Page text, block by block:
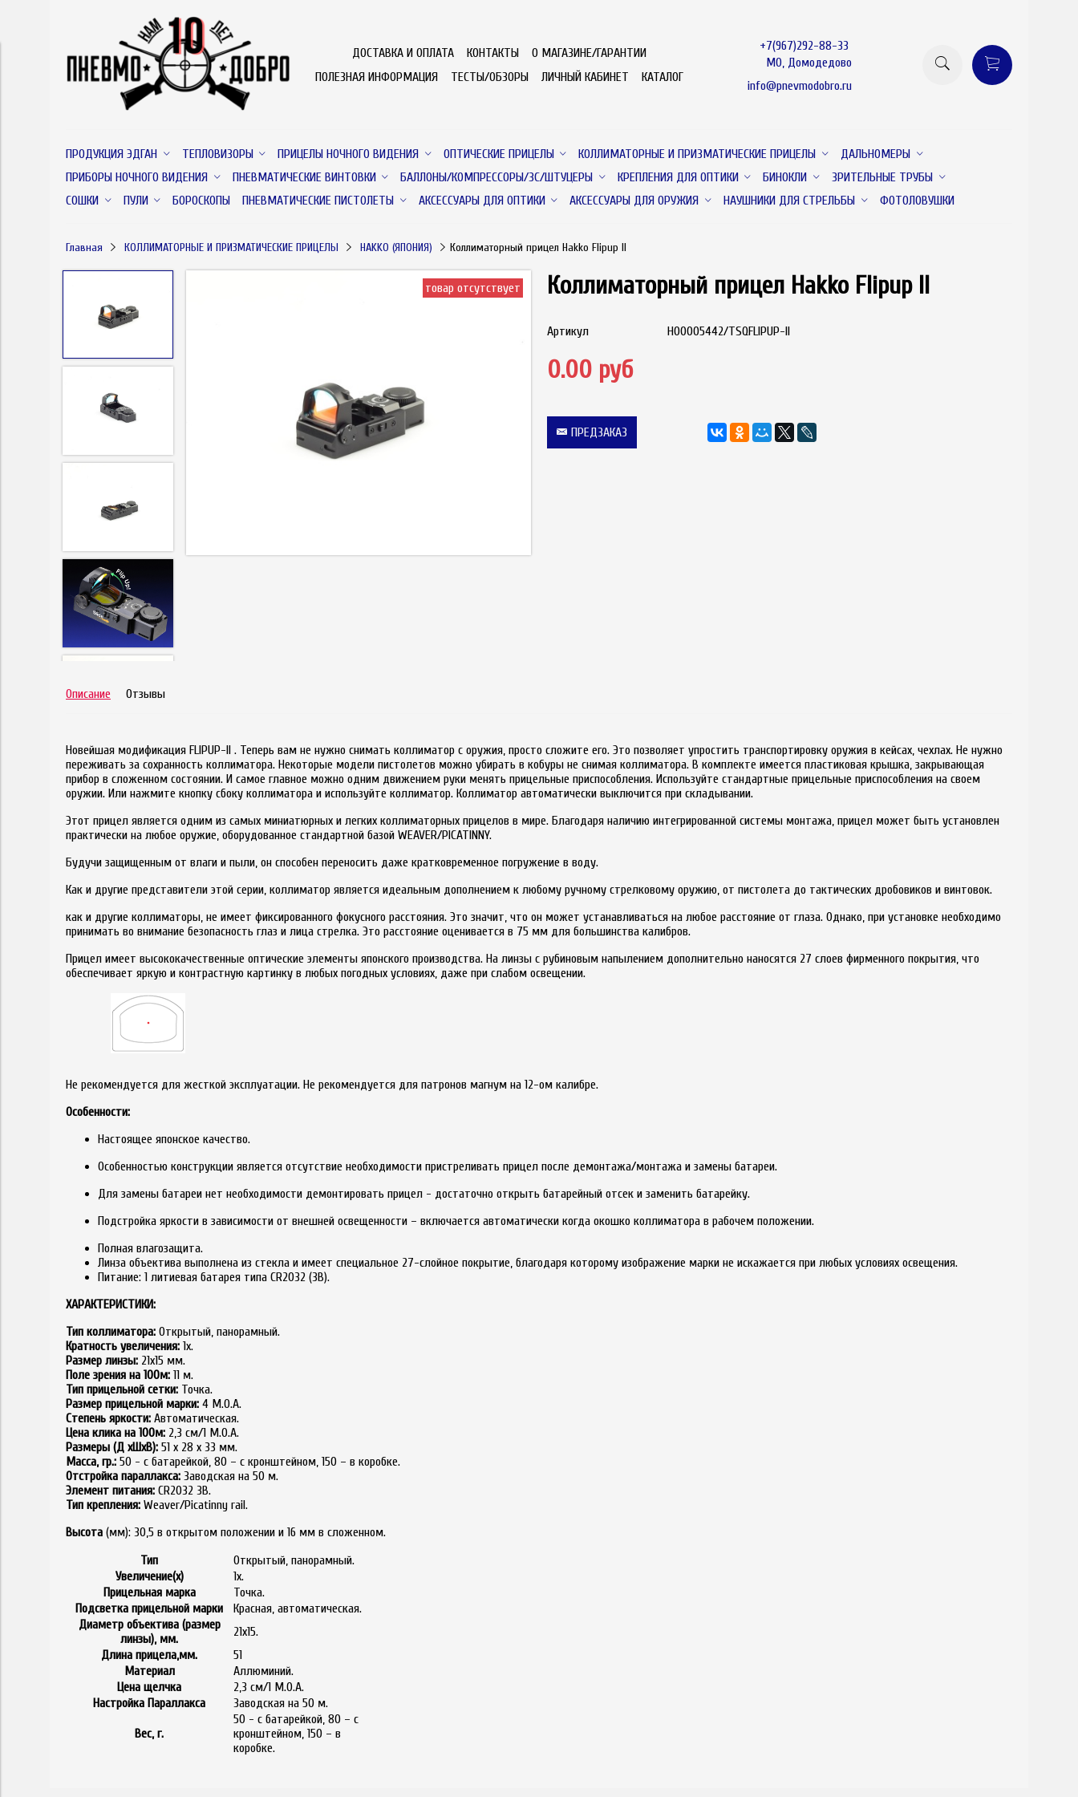
ДОСТАВКА И ОПЛАТА КОНТАКТЫ
О МАГАЗИНЕ/ГАРАНТИИ
ПОЛЕЗНАЯ ИНФОРМАЦИЯ
ТЕСТЫ/ОБЗОРЫ ЛИЧНЫЙ КАБИНЕТ КАТАЛОГ
+7(967)292-88-33
МО, Домодедово
info@pnevmodobro.ru
ПРОДУКЦИЯ ЭДГАН ТЕПЛОВИЗОРЫ ПРИЦЕЛЫ НОЧНОГО ВИДЕНИЯ ОПТИЧЕСКИЕ ПРИЦЕЛЫ КОЛЛИМАТОРНЫЕ И ПРИЗМАТИЧЕСКИЕ ПРИЦЕЛЫ
ДАЛЬНОМЕРЫ
ПРИБОРЫ НОЧНОГО ВИДЕНИЯ
ПНЕВМАТИЧЕСКИЕ ВИНТОВКИ БАЛЛОНЫ/КОМПРЕССОРЫ/ЗС/ШТУЦЕРЫ КРЕПЛЕНИЯ ДЛЯ ОПТИКИ БИНОКЛИ
ЗРИТЕЛЬНЫЕ ТРУБЫ
СОШКИ
ПУЛИ БОРОСКОПЫ ПНЕВМАТИЧЕСКИЕ ПИСТОЛЕТЫ АКСЕССУАРЫ ДЛЯ ОПТИКИ АКСЕССУАРЫ ДЛЯ ОРУЖИЯ НАУШНИКИ ДЛЯ СТРЕЛЬБЫ ФОТОЛОВУШКИ
Главная КОЛЛИМАТОРНЫЕ И ПРИЗМАТИЧЕСКИЕ ПРИЦЕЛЫ HAKKO (ЯПОНИЯ) Коллиматорный прицел Hakko Flipup II
товар отсутствует товар отсутствует
Коллиматорный прицел Hakko Flipup II
Артикул Н00005442/TSQFLIPUP-II
0.00 руб
ПРЕДЗАКАЗ
Описание Отзывы
Новейшая модификация FLIPUP-II . Теперь вам не нужно снимать коллиматор с оружия, просто сложите его. Это позволяет упростить транспортировку оружия в кейсах, чехлах. Не нужно
переживать за сохранность коллиматора. Некоторые модели пистолетов можно убирать в кобуры не снимая коллиматора. В комплекте имеется пластиковая крышка, закрывающая
прибор в сложенном состоянии. И самое главное можно одним движением руки менять прицельные приспособления. Используйте стандартные прицельные приспособления на своем
оружии. Или нажмите кнопку сбоку коллиматора и используйте коллиматор. Коллиматор автоматически выключится при складывании.
Этот прицел является одним из самых миниатюрных и легких коллиматорных прицелов в мире. Благодаря наличию интегрированной системы монтажа, прицел может быть установлен
практически на любое оружие, оборудованное стандартной базой WEAVER/PICATINNY.
Будучи защищенным от влаги и пыли, он способен переносить даже кратковременное погружение в воду.
Как и другие представители этой серии, коллиматор является идеальным дополнением к любому ручному стрелковому оружию, от пистолета до тактических дробовиков и винтовок.
как и другие коллиматоры, не имеет фиксированного фокусного расстояния. Это значит, что он может устанавливаться на любое расстояние от глаза. Однако, при установке необходимо
принимать во внимание безопасность глаз и лица стрелка. Это расстояние оценивается в 75 мм для большинства калибров.
Прицел имеет высококачественные оптические элементы японского производства. На линзы с рубиновым напылением дополнительно наносятся 27 слоев фирменного покрытия, что
обеспечивает яркую и контрастную картинку в любых погодных условиях, даже при слабом освещении.
Не рекомендуется для жесткой эксплуатации. Не рекомендуется для патронов магнум на 12-ом калибре.
Особенности:
Настоящее японское качество.
Особенностью конструкции является отсутствие необходимости пристреливать прицел после демонтажа/монтажа и замены батареи.
Для замены батареи нет необходимости демонтировать прицел - достаточно открыть батарейный отсек и заменить батарейку.
Подстройка яркости в зависимости от внешней освещенности – включается автоматически когда окошко коллиматора в рабочем положении.
Полная влагозащита.
Линза объектива выполнена из стекла и имеет специальное 27-слойное покрытие, благодаря которому изображение марки не искажается при любых условиях освещения.
Питание: 1 литиевая батарея типа CR2032 (3В).
ХАРАКТЕРИСТИКИ:
Тип коллиматора: Открытый, панорамный.
Кратность увеличения: 1х.
Размер линзы: 21х15 мм.
Поле зрения на 100м: 11 м.
Тип прицельной сетки: Точка.
Размер прицельной марки: 4 М.О.А.
Степень яркости: Автоматическая.
Цена клика на 100м: 2,3 см/1 М.О.А.
Размеры (Д хШхВ): 51 х 28 х 33 мм.
Масса, гр.: 50 - с батарейкой, 80 – с кронштейном, 150 – в коробке.
Отстройка параллакса: Заводская на 50 м.
Элемент питания: CR2032 3В.
Тип крепления: Weaver/Picatinny rail.
Высота (мм): 30,5 в открытом положении и 16 мм в сложенном.
Тип
Открытый, панорамный.
Увеличение(x)
1х.
Прицельная марка
Точка.
Подсветка прицельной марки
Красная, автоматическая.
Диаметр объектива (размер
линзы), мм.
21х15.
Длина прицела,мм.
51
Материал
Аллюминий.
Цена щелчка
2,3 см/1 М.О.А.
Настройка Параллакса
Заводская на 50 м.
Вес, г.
50 - с батарейкой, 80 – с
кронштейном, 150 – в
коробке.